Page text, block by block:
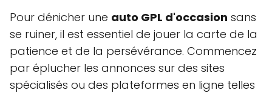
Pour dénicher une auto GPL d'occasion sans
se ruiner, il est essentiel de jouer la carte de la
patience et de la persévérance. Commencez
par éplucher les annonces sur des sites
spécialisés ou des plateformes en ligne telles